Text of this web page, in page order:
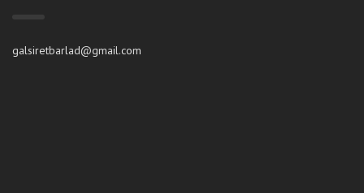
galsiretbarlad@gmail.com